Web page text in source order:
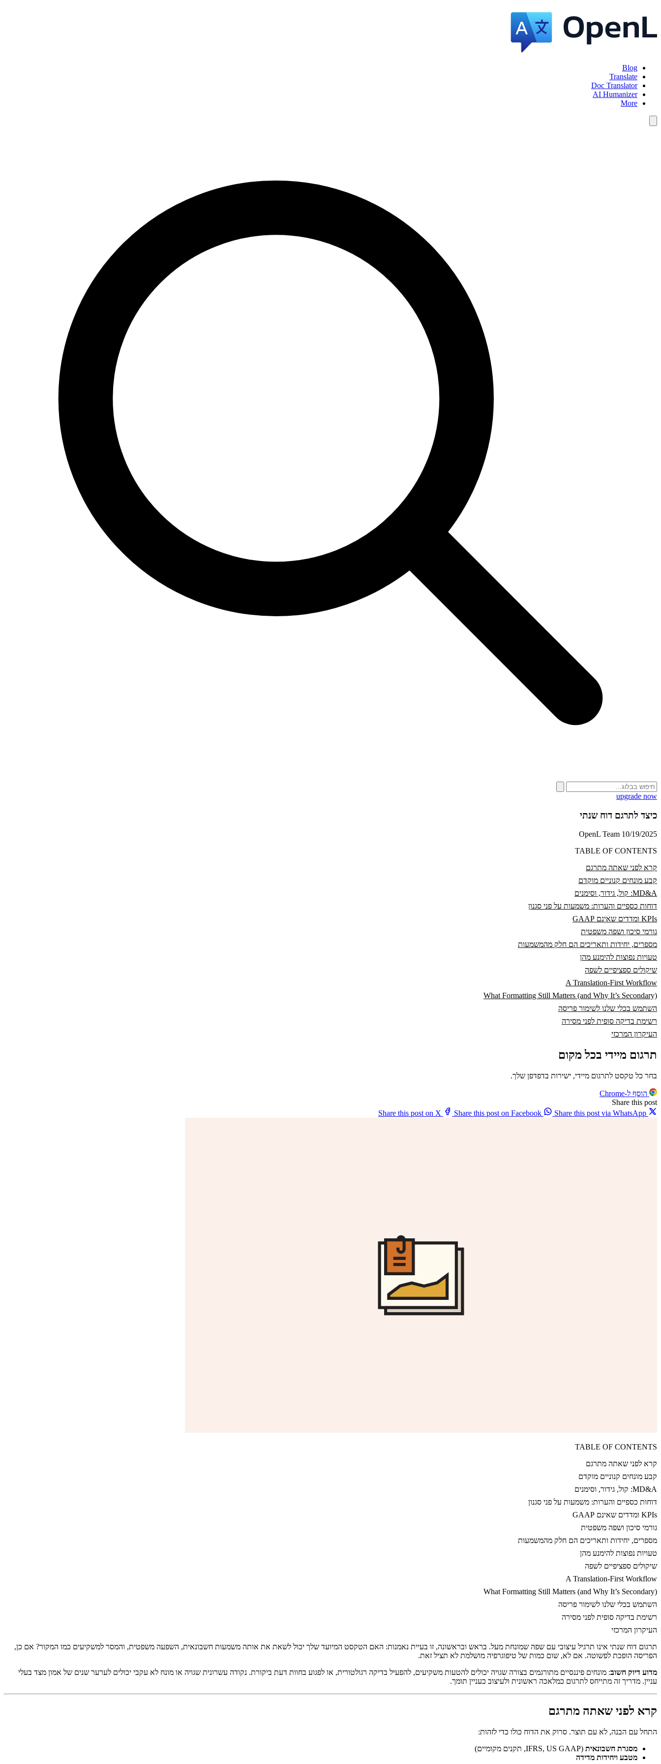
Blog
Translate
Doc Translator
AI Humanizer
More
upgrade now
כיצד לתרגם דוח שנתי
OpenL Team 10/19/2025
TABLE OF CONTENTS
קרא לפני שאתה מתרגם
קבע מונחים קנוניים מוקדם
MD&A: קול, גידור, וסימנים
דוחות כספיים והערות: משמעות על פני סגנון
KPIs ומדדים שאינם GAAP
גורמי סיכון ושפה משפטית
מספרים, יחידות ותאריכים הם חלק מהמשמעות
טעויות נפוצות להימנע מהן
שיקולים ספציפיים לשפה
A Translation-First Workflow
What Formatting Still Matters (and Why It’s Secondary)
השתמש בכלי שלנו לשימור פריסה
רשימת בדיקה סופית לפני מסירה
העיקרון המרכזי
תרגום מיידי בכל מקום
בחר כל טקסט לתרגום מיידי, ישירות בדפדפן שלך.
הוסף ל-Chrome
Share this post
Share this post on X
Share this post on Facebook Share this post via WhatsApp
TABLE OF CONTENTS
קרא לפני שאתה מתרגם
קבע מונחים קנוניים מוקדם
MD&A: קול, גידור, וסימנים
דוחות כספיים והערות: משמעות על פני סגנון
KPIs ומדדים שאינם GAAP
גורמי סיכון ושפה משפטית
מספרים, יחידות ותאריכים הם חלק מהמשמעות
טעויות נפוצות להימנע מהן
שיקולים ספציפיים לשפה
A Translation-First Workflow
What Formatting Still Matters (and Why It’s Secondary)
השתמש בכלי שלנו לשימור פריסה
רשימת בדיקה סופית לפני מסירה
העיקרון המרכזי
תרגום דוח שנתי אינו תרגיל עיצובי עם שפה שמונחת מעל. בראש ובראשונה, זו בעיית נאמנות: האם הטקסט המיועד שלך יכול לשאת את אותה משמעות חשבונאית, השפעה משפטית, והמסר למשקיעים כמו המקור? אם כן,
הפריסה הופכת לפשוטה. אם לא, שום כמות של טיפוגרפיה מושלמת לא תציל זאת.
מדוע דיוק חשוב: מונחים פיננסיים מתורגמים בצורה שגויה יכולים להטעות משקיעים, להפעיל בדיקה רגולטורית, או לפגוע בחוות דעת ביקורת. נקודה עשרונית שגויה או מונח לא עקבי יכולים לערער שנים של אמון מצד בעלי
עניין. מדריך זה מתייחס לתרגום כמלאכה ראשונית ולעיצוב כעניין תומך.
קרא לפני שאתה מתרגם
התחל עם הבנה, לא עם תוצר. סרוק את הדוח כולו כדי לזהות:
מסגרת חשבונאית (IFRS, US GAAP, תקנים מקומיים)
מטבע ויחידות מדידה